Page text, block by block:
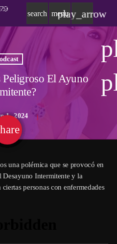
search menu
play_arrow
Peligroso El Ayuno
1, 2024
una polémica que se provocó en
Desayuno Intermitente y la
personas con enfermedades